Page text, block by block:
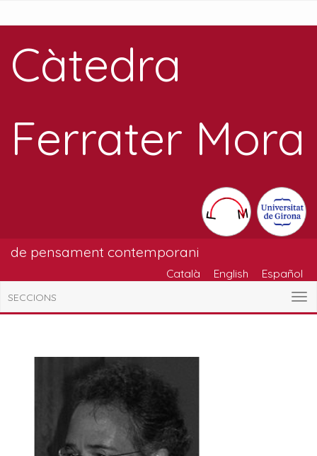
Càtedra
Ferrater Mora
de pensament contemporani
Català English Español
SECCIONS